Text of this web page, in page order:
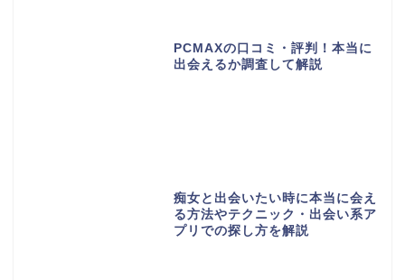
PCMAXの口コミ・評判！本当に
出会えるか調査して解説
痴女と出会いたい時に本当に会え
る方法やテクニック・出会い系ア
プリでの探し方を解説